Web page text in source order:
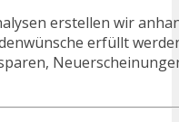
erstellen wir
erfüllt